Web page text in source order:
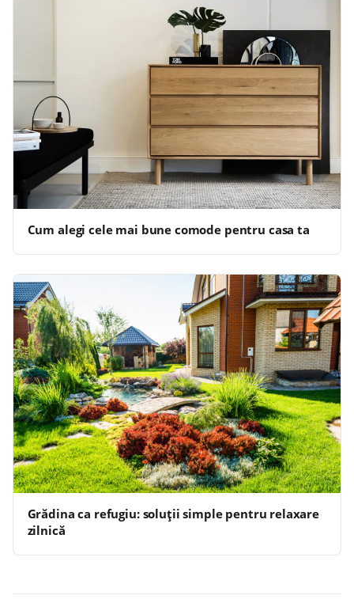
Cum alegi cele mai bune comode pentru casa ta
Grădina ca refugiu: soluții simple pentru relaxare
zilnică